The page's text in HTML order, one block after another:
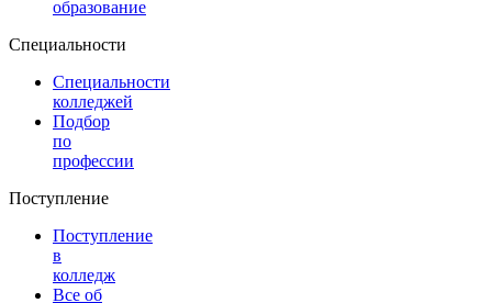
образование
Специальности
Специальности
колледжей
Подбор
по
профессии
Поступление
Поступление
в
колледж
Все об